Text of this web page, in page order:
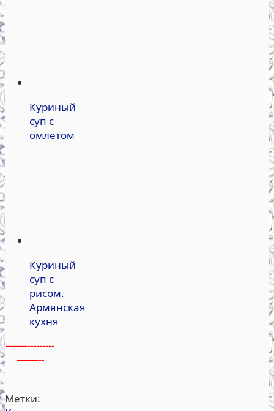
Куриный
суп с
омлетом
Куриный
суп с
рисом.
Армянская
кухня
----------------
---------
Метки: